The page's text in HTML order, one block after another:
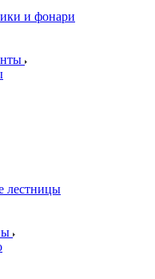
и фонари
лестницы